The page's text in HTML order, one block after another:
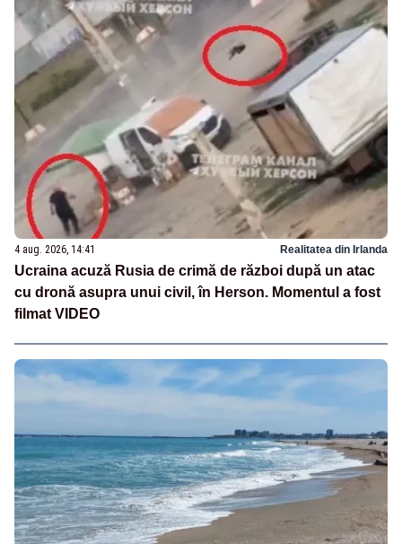
4 aug. 2026, 14:41 Realitatea din Irlanda
Ucraina acuză Rusia de crimă de război după un atac
cu dronă asupra unui civil, în Herson. Momentul a fost
filmat VIDEO